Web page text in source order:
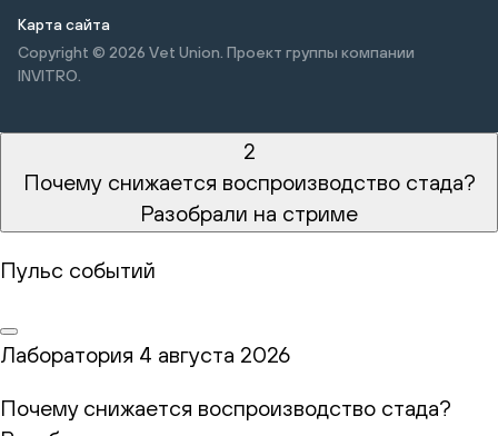
Карта сайта
Copyright © 2026 Vet Union. Проект группы компании
INVITRO.
2
Почему снижается воспроизводство стада?
Разобрали на стриме
Пульс событий
Лаборатория 4 августа 2026
Почему снижается воспроизводство стада?